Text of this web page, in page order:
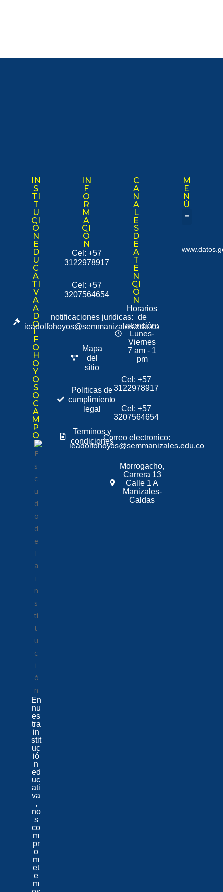
IN
S
TI
T
U
CI
Ó
N
E
D
U
C
A
TI
V
A
A
D
O
L
F
O
H
O
Y
O
S
O
C
A
M
P
O
En
nu
es
tra
in
stit
uc
ió
n
ed
uc
ati
va
,
no
s
co
m
pr
o
m
et
e
m
IN
F
O
R
M
A
CI
Ó
N
Cel: +57
3122978917
Cel: +57
3207564654
notificaciones juridicas:
ieadolfohoyos@semmanizales.edu.co
Mapa
del
sitio
Politicas de
cumplimiento
legal
Terminos y
condiciones
C
A
N
A
L
E
S
D
E
A
T
E
N
CI
Ó
N
Horarios
de
atención:
Lunes-
Viernes
7 am - 1
pm
Cel: +57
3122978917
Cel: +57
3207564654
Correo electronico:
ieadolfohoyos@semmanizales.edu.co
Morrogacho,
Carrera 13
Calle 1 A
Manizales-
Caldas
M
E
N
Ú